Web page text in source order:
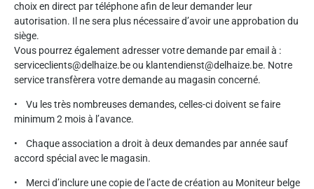
choix en direct par téléphone afin de leur demander leur
autorisation. Il ne sera plus nécessaire d’avoir une approbation du
siège.
Vous pourrez également adresser votre demande par email à :
serviceclients@delhaize.be ou klantendienst@delhaize.be. Notre
service transfèrera votre demande au magasin concerné.
• Vu les très nombreuses demandes, celles-ci doivent se faire
minimum 2 mois à l’avance.
• Chaque association a droit à deux demandes par année sauf
accord spécial avec le magasin.
• Merci d’inclure une copie de l’acte de création au Moniteur belge